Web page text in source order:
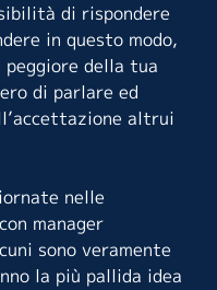
di rispondere
in questo modo,
peggiore della tua
di parlare ed
altrui
nelle
manager
sono veramente
la più pallida idea